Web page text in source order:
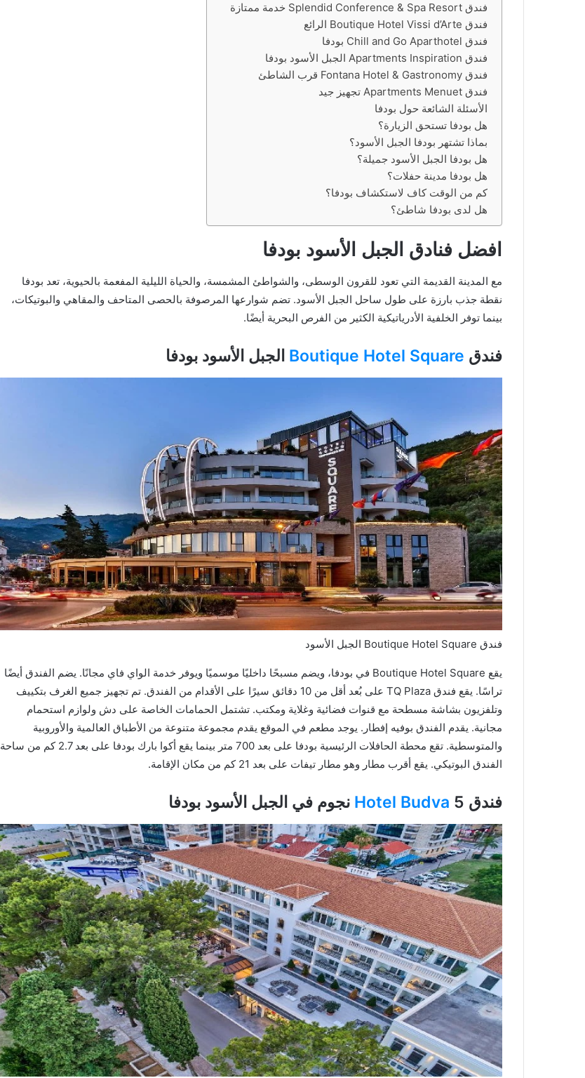
فندق Splendid Conference & Spa Resort خدمة ممتازة
فندق Boutique Hotel Vissi d’Arte الرائع
فندق Chill and Go Aparthotel بودفا
فندق Apartments Inspiration الجبل الأسود بودفا
فندق Fontana Hotel & Gastronomy قرب الشاطئ
فندق Apartments Menuet تجهيز جيد
الأسئلة الشائعة حول بودفا
هل بودفا تستحق الزيارة؟
بماذا تشتهر بودفا الجبل الأسود؟
هل بودفا الجبل الأسود جميلة؟
هل بودفا مدينة حفلات؟
كم من الوقت كاف لاستكشاف بودفا؟
هل لدى بودفا شاطئ؟
افضل فنادق الجبل الأسود بودفا
مع المدينة القديمة التي تعود للقرون الوسطى، والشواطئ المشمسة، والحياة الليلية المفعمة بالحيوية، تعد بودفا
نقطة جذب بارزة على طول ساحل الجبل الأسود. تضم شوارعها المرصوفة بالحصى المتاحف والمقاهي والبوتيكات،
بينما توفر الخلفية الأدرياتيكية الكثير من الفرص البحرية أيضًا.
فندق Boutique Hotel Square الجبل الأسود بودفا
فندق Boutique Hotel Square الجبل الأسود
يقع Boutique Hotel Square في بودفا، ويضم مسبحًا داخليًا موسميًا ويوفر خدمة الواي فاي مجانًا. يضم الفندق أيضًا
تراسًا. يقع فندق TQ Plaza على بُعد أقل من 10 دقائق سيرًا على الأقدام من الفندق. تم تجهيز جميع الغرف بتكييف
وتلفزيون بشاشة مسطحة مع قنوات فضائية وغلاية ومكتب. تشتمل الحمامات الخاصة على دش ولوازم استحمام
مجانية. يقدم الفندق بوفيه إفطار. يوجد مطعم في الموقع يقدم مجموعة متنوعة من الأطباق العالمية والأوروبية
والمتوسطية. تقع محطة الحافلات الرئيسية بودفا على بعد 700 متر بينما يقع أكوا بارك بودفا على بعد 2.7 كم من ساحة
الفندق البوتيكي. يقع أقرب مطار وهو مطار تيفات على بعد 21 كم من مكان الإقامة.
فندق Hotel Budva 5 نجوم في الجبل الأسود بودفا